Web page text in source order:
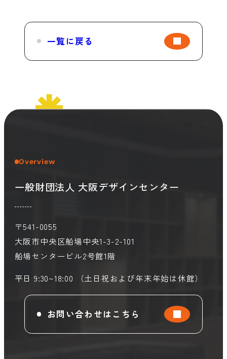
一覧に戻る
Overview
一般財団法人 大阪デザインセンター
〒541-0055
大阪市中央区船場中央1-3-2-101
船場センタービル2号館1階
平日 9:30~18:00 （土日祝および年末年始は休館）
お問い合わせはこちら